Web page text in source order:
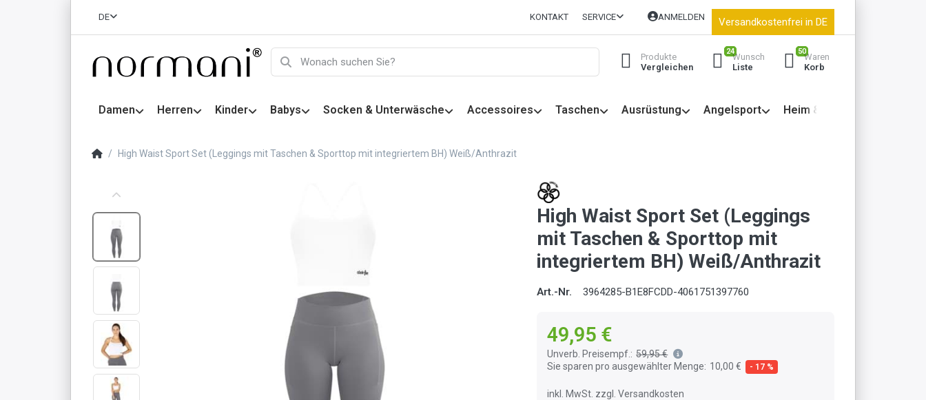
DE KONTAKT SERVICE ANMELDEN Versandkostenfrei in DE
Produkte
Vergleichen
24
Wunsch
Liste
50
Waren
Korb
Damen Herren Kinder Babys Socken & Unterwäsche Accessoires Taschen Ausrüstung Angelsport Heim & Garten
High Waist Sport Set (Leggings mit Taschen & Sporttop mit integriertem BH) Weiß/Anthrazit
High Waist Sport Set (Leggings
mit Taschen & Sporttop mit
integriertem BH) Weiß/Anthrazit
Art.-Nr. 3964285-B1E8FCDD-4061751397760
49,95 €
Unverb. Preisempf.: 59,95 €
Sie sparen pro ausgewählter Menge: 10,00 € - 17 %
inkl. MwSt. zzgl. Versandkosten